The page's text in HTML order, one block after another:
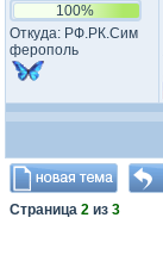
100%
Откуда: РФ.РК.Сим​
ферополь​
Страница 2 из 3